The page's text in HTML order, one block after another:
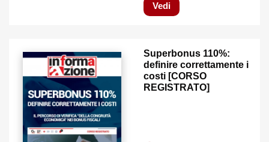
Vedi
Superbonus 110%:
definire correttamente i
costi [CORSO
REGISTRATO]